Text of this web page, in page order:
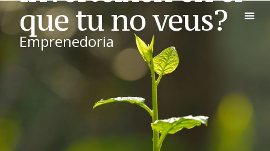
que tu no veus?
Emprenedoria